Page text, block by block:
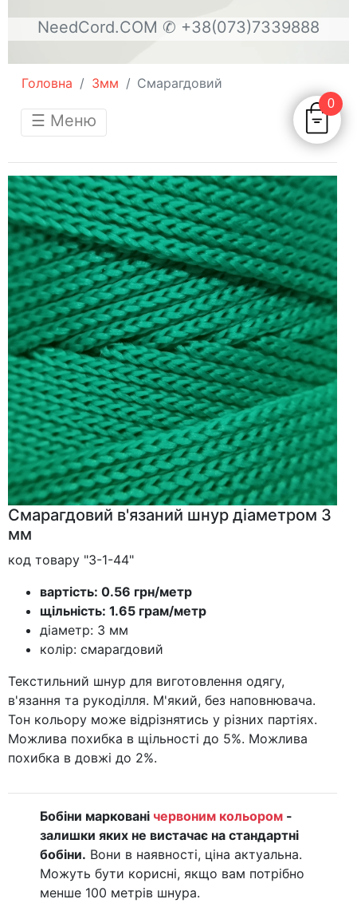
NeedCord.COM ✆ +38(073)7339888
0
Головна 3мм Смарагдовий
☰ Меню
Смарагдовий в'язаний шнур діаметром 3
мм
код товару "3-1-44"
вартість: 0.56 грн/метр
щільність: 1.65 грам/метр
діаметр: 3 мм
колір: смарагдовий
Текстильний шнур для виготовлення одягу,
в'язання та рукоділля. М'який, без наповнювача.
Тон кольору може відрізнятись у різних партіях.
Можлива похибка в щільності до 5%. Можлива
похибка в довжі до 2%.
Бобіни марковані червоним кольором -
залишки яких не вистачає на стандартні
бобіни. Вони в наявності, ціна актуальна.
Можуть бути корисні, якщо вам потрібно
менше 100 метрів шнура.